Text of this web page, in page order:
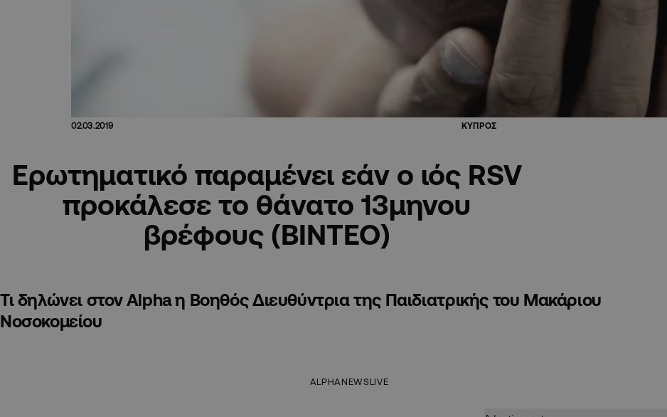
02.03.2019 ΚΥΠΡΟΣ
Ερωτηματικό παραμένει εάν ο ιός RSV
προκάλεσε το θάνατο 13μηνου
βρέφους (ΒΙΝΤΕΟ)
Τι δηλώνει στον Alpha η Βοηθός Διευθύντρια της Παιδιατρικής του Μακάριου
Νοσοκομείου
ALPHANEWSLIVE